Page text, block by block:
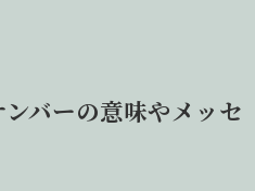
ンバーの意味やメッセ